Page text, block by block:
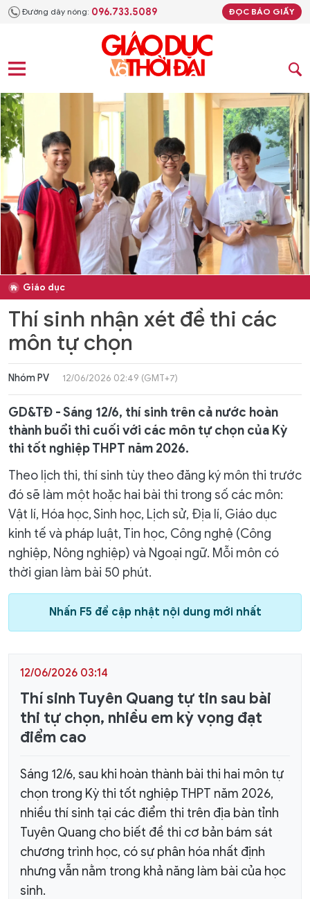
Đường dây nóng: 096.733.5089 ĐỌC BÁO GIẤY
Giáo dục
Thí sinh nhận xét đề thi các
môn tự chọn
Nhóm PV 12/06/2026 02:49 (GMT+7)
GD&TĐ - Sáng 12/6, thí sinh trên cả nước hoàn
thành buổi thi cuối với các môn tự chọn của Kỳ
thi tốt nghiệp THPT năm 2026.
Theo lịch thi, thí sinh tùy theo đăng ký môn thi trước
đó sẽ làm một hoặc hai bài thi trong số các môn:
Vật lí, Hóa học, Sinh học, Lịch sử, Địa lí, Giáo dục
kinh tế và pháp luật, Tin học, Công nghệ (Công
nghiệp, Nông nghiệp) và Ngoại ngữ. Mỗi môn có
thời gian làm bài 50 phút.
Nhấn F5 để cập nhật nội dung mới nhất
12/06/2026 03:14
Thí sinh Tuyên Quang tự tin sau bài
thi tự chọn, nhiều em kỳ vọng đạt
điểm cao
Sáng 12/6, sau khi hoàn thành bài thi hai môn tự
chọn trong Kỳ thi tốt nghiệp THPT năm 2026,
nhiều thí sinh tại các điểm thi trên địa bàn tỉnh
Tuyên Quang cho biết đề thi cơ bản bám sát
chương trình học, có sự phân hóa nhất định
nhưng vẫn nằm trong khả năng làm bài của học
sinh.